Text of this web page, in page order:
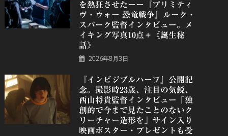
を熱狂させたーー『プリミティ
ヴ・ウォー 恐⻯戦争』ルーク・
スパーク監督インタビュー。メ
イキング写真10点＋《誕⽣秘
話》
2026年8月3日
『インビジブルハーフ』公開記
念。撮影時23歳、注目の気鋭、
⻄⼭将貴監督インタビュー「独
創的で今まで見たことのないク
リーチャー造形を」サイン入り
映画ポスター・プレゼントも受